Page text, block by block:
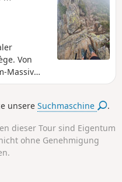
Von
Massiv
kurz,
und einer
unsereSuchmaschine .
dieser Tour sind Eigentum
ohne Genehmigung